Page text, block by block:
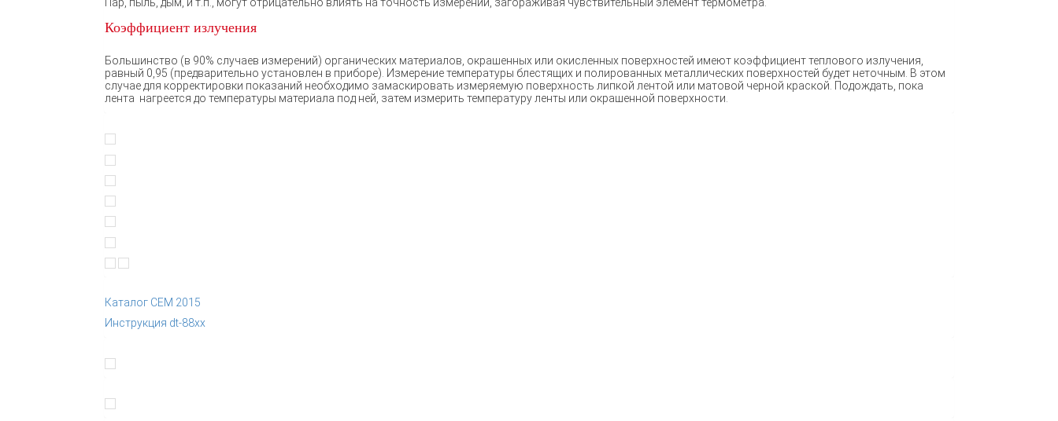
Пар, пыль, дым, и т.п., могут отрицательно влиять на точность измерений, загораживая чувствительный элемент термометра.
Коэффициент излучения
Большинство (в 90% случаев измерений) органических материалов, окрашенных или окисленных поверхностей имеют коэффициент теплового излучения,
равный 0,95 (предварительно установлен в приборе). Измерение температуры блестящих и полированных металлических поверхностей будет неточным. В этом
случае для корректировки показаний необходимо замаскировать измеряемую поверхность липкой лентой или матовой черной краской. Подождать, пока
лента нагреется до температуры материала под ней, затем измерить температуру ленты или окрашенной поверхности.
Каталог CEM 2015
Инструкция dt-88xx